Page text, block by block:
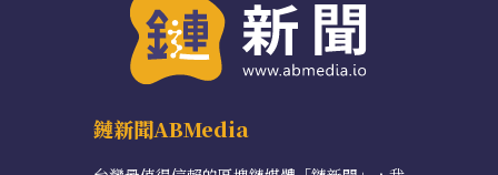
鏈新聞ABMedia